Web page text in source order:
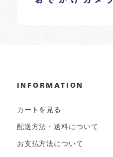
INFORMATION
カートを見る
配送方法・送料について
お支払方法について